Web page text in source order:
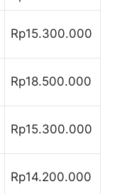
Rp15.300.000
Rp18.500.000
Rp15.300.000
Rp14.200.000